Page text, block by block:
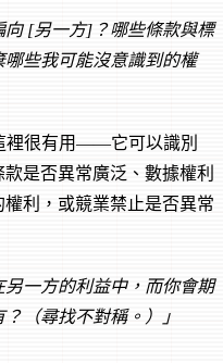
向 [另一方]？哪些條款與標
些我可能沒意識到的權
裡很有用——它可以識別
是否異常廣泛、數據權利
利，或競業禁止是否異常
另一方的利益中，而你會期
（尋找不對稱。）」